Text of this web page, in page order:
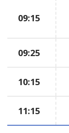
09:15
09:25
10:15
11:15